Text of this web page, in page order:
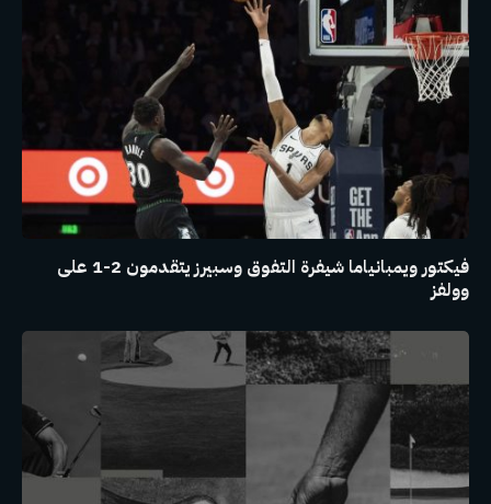
فيكتور ويمبانياما شيفرة التفوق وسبيرز يتقدمون 2-1 على
وولفز